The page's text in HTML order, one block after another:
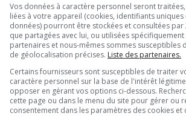
serveur
très actif,
Vos données à caractère personnel seront
liées à votre appareil (cookies, identifiants uniques
données) pourront être stockées et consultées par
que partagées avec lui, ou utilisées
partenaires et nous-mêmes sommes susceptibles
de géolocalisation précises. Liste des partenaires.
Certains fournisseurs sont susceptibles de traiter
caractère personnel sur la base de l'intérêt
opposer en gérant vos options ci-dessous.
cette page ou dans le menu du site pour gérer ou
consentement dans les paramètres des cookies et